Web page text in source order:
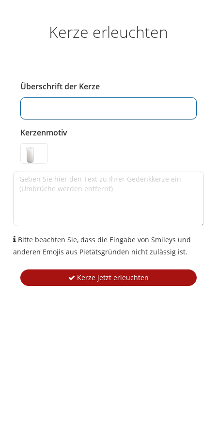
Kerze erleuchten
Überschrift der Kerze
Kerzenmotiv
Bitte beachten Sie, dass die Eingabe von Smileys und
anderen Emojis aus Pietätsgründen nicht zulässig ist.
Kerze jetzt erleuchten